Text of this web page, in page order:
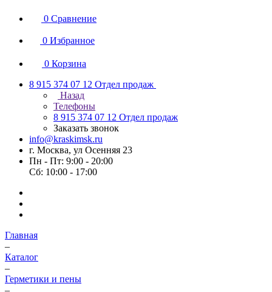
0 Сравнение
0 Избранное
0 Корзина
8 915 374 07 12 Отдел продаж
Назад
Телефоны
8 915 374 07 12 Отдел продаж
Заказать звонок
info@kraskimsk.ru
г. Москва, ул Осенняя 23
Пн - Пт: 9:00 - 20:00
Сб: 10:00 - 17:00
Главная
–
Каталог
–
Герметики и пены
–